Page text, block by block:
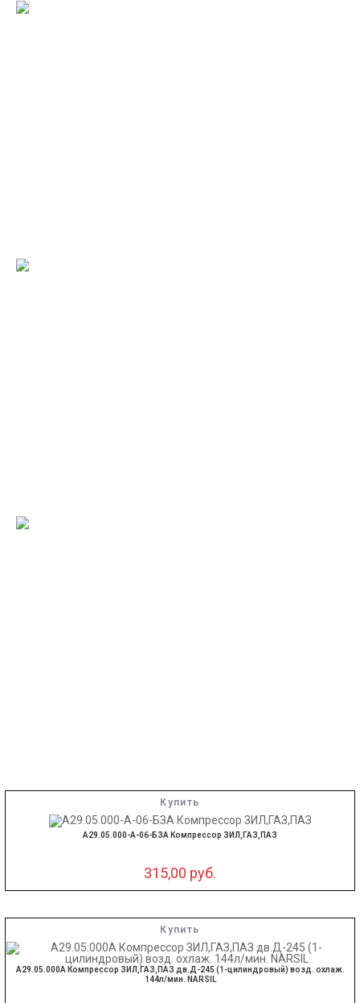
Купить
А29.05.000-А-06-БЗА Компрессор ЗИЛ,ГАЗ,ПАЗ
315,00 руб.
Купить
А29.05.000А Компрессор ЗИЛ,ГАЗ,ПАЗ дв.Д-245 (1-цилиндровый) возд. охлаж.
144л/мин. NARSIL